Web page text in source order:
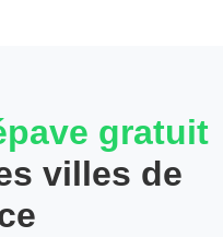
gratuit
villes de